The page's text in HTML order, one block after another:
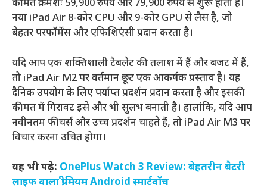
कीमतें क्रमशः 59,900 रुपये और 79,900 रुपये से शुरू होती हैं।
नया iPad Air 8-कोर CPU और 9-कोर GPU से लैस है, जो
बेहतर परफॉर्मेंस और एफिशिएंसी प्रदान करता है।
यदि आप एक शक्तिशाली टैबलेट की तलाश में हैं और बजट में हैं,
तो iPad Air M2 पर वर्तमान छूट एक आकर्षक प्रस्ताव है। यह
दैनिक उपयोग के लिए पर्याप्त प्रदर्शन प्रदान करता है और इसकी
कीमत में गिरावट इसे और भी सुलभ बनाती है। हालांकि, यदि आप
नवीनतम फीचर्स और उच्च प्रदर्शन चाहते हैं, तो iPad Air M3 पर
विचार करना उचित होगा।
यह भी पढ़े: OnePlus Watch 3 Review: बेहतरीन बैटरी
लाइफ वाला प्रीमियम Android स्मार्टवॉच